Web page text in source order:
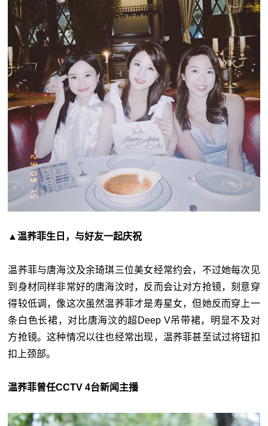
▲温荞菲生日，与好友一起庆祝
温荞菲与唐海汶及余琦琪三位美女经常约会，不过她每次见
到身材同样非常好的唐海汶时，反而会让对方抢镜，刻意穿
得较低调，像这次虽然温荞菲才是寿星女，但她反而穿上一
条白色长裙，对比唐海汶的超Deep V吊带裙，明显不及对
方抢镜。这种情况以往也经常出现，温荞菲甚至试过将钮扣
扣上颈部。
温荞菲曾任CCTV 4台新闻主播